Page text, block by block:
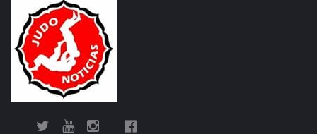
TwitterYouTubeInstagramFacebook